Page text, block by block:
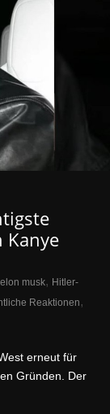
Kanye
elon musk, Hitler-
Reaktionen,
erneut für
Gründen. Der